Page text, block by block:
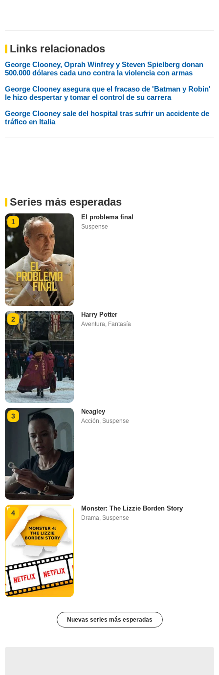
Links relacionados
George Clooney, Oprah Winfrey y Steven Spielberg donan
500.000 dólares cada uno contra la violencia con armas
George Clooney asegura que el fracaso de 'Batman y Robin'
le hizo despertar y tomar el control de su carrera
George Clooney sale del hospital tras sufrir un accidente de
tráfico en Italia
Series más esperadas
1
El problema final
Suspense
2
Harry Potter
Aventura Fantasía
3
Neagley
Acción,Suspense
4
Monster: The Lizzie Borden Story
Drama,Suspense
Nuevas series más esperadas